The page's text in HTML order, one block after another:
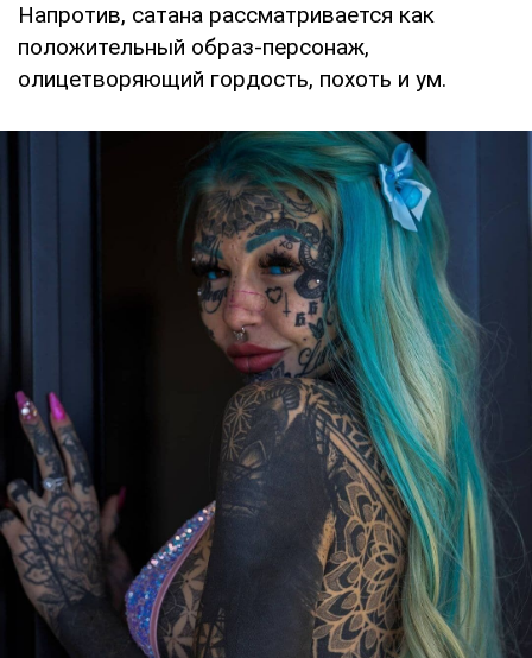
Напротив, сатана рассматривается как
положительный образ-персонаж,
олицетворяющий гордость, похоть и ум.